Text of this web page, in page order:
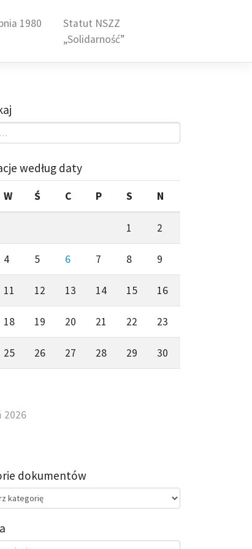
1980
Statut NSZZ
„Solidarność”
według daty
2026
W Ś C P S N
1 2
4 5 6 7 8 9
11 12 13 14 15 16
18 19 20 21 22 23
25 26 27 28 29 30
dokumentów